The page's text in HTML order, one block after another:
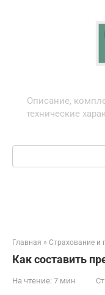
Описание,
технические
Поиск:
Главная » Страхование и
Как составить
На чтение: 7 мин